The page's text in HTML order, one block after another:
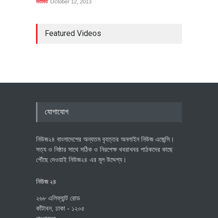
মতামত October 12, 2013
Featured Videos
যোগাযোগ
নিউজ২৪ বাংলাদেশের অন্যতম বৃহত্তর অনলাইন নিউজ এজেন্সি।
সত্য ও নিষ্ঠার সাথে সঠিক ও নিরপেক্ষ খবরাখবর পাঠকদের কাছে
পৌঁছে দেওয়াই নিউজ২৪ এর মূল উদ্দেশ্য।
নিউজ ২৪
২৬৮ এলিফ্যান্ট রোড
কাঁটাবন, ঢাকা - ১২০৫